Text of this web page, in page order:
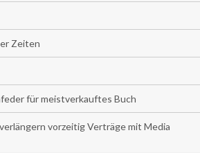
Zeiten
für meistverkauftes Buch
vorzeitig Verträge mit Media